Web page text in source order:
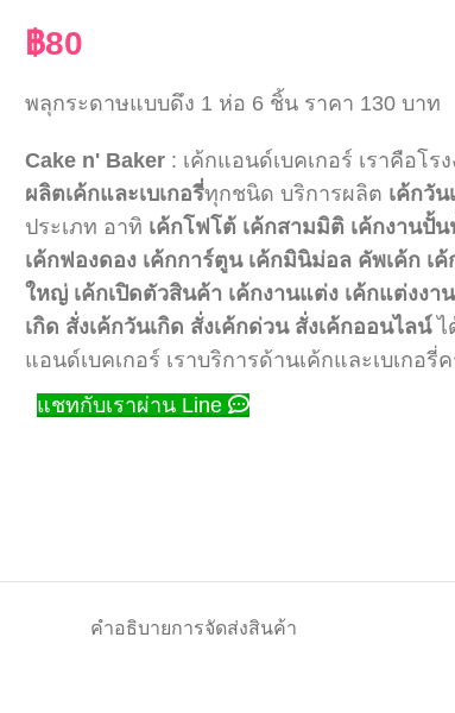
฿80
พลุกระดาษแบบดึง 1 ห่อ 6 ชิ้น ราคา 130 บาท
Cake n' Baker : เค้กแอนด์เบคเกอร์ เราคือโร
ผลิตเค้กและเบเกอรี่ทุกชนิด บริการผลิต เค้กวัน
ประเภท อาทิ เค้กโฟโต้ เค้กสามมิติ เค้กงานปั้
เค้กฟองดอง เค้กการ์ตูน เค้กมินิม่อล คัพเค้ก เ
ใหญ่ เค้กเปิดตัวสินค้า เค้กงานแต่ง เค้กแต่งงาน
เกิด สั่งเค้กวันเกิด สั่งเค้กด่วน สั่งเค้กออนไลน์ไ
แอนด์เบคเกอร์ เราบริการด้านเค้กและเบเกอรี่
แชทกับเราผ่าน Line
คำอธิบายการจัดส่งสินค้า